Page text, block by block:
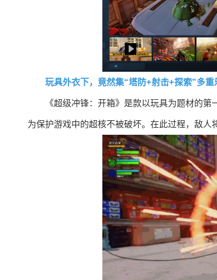
玩具外衣下，竟然集“塔防+射击+探索”多重
《超级冲锋：开箱》是款以玩具为题材的
为保护游戏中的超核不被破坏。在此过程，敌人